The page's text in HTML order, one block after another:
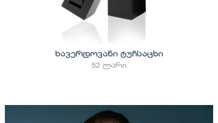
ხავერდოვანი ტუჩსაცხი
52 ლარი